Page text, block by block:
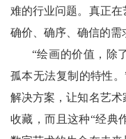
难的行业问题。真正在
确价、确序、确信的需
“绘画的价值，除
孤本无法复制的特性
解决方案，让知名艺
收藏，而且这种“经典